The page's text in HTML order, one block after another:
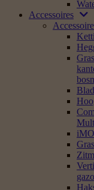
Accessoires